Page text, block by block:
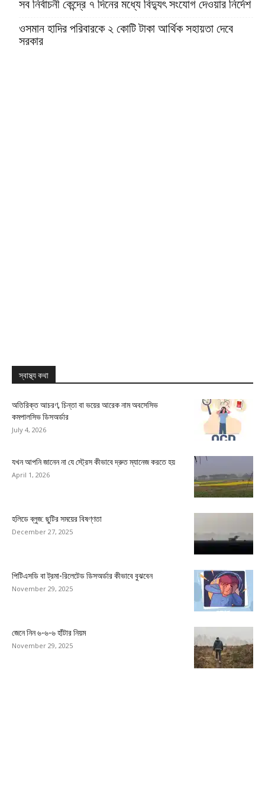
সব নির্বাচনী কেন্দ্রে ৭ দিনের মধ্যে বিদ্যুৎ সংযোগ দেওয়ার নির্দেশ
ওসমান হাদির পরিবারকে ২ কোটি টাকা আর্থিক সহায়তা দেবে
সরকার
স্বাস্থ্য কথা
অতিরিক্ত আচরণ, চিন্তা বা ভয়ের আরেক নাম অবসেসিভ
কমপালসিভ ডিসঅর্ডার
July 4, 2026
যখন আপনি জানেন না যে স্ট্রেস কীভাবে দ্রুত ম্যানেজ করতে হয়
April 1, 2026
হলিডে ব্লুজ: ছুটির সময়ের বিষণ্ণতা
December 27, 2025
পিটিএসডি বা ট্রমা-রিলেটেড ডিসঅর্ডার কীভাবে বুঝবেন
November 29, 2025
জেনে নিন ৬-৬-৬ হাঁটার নিয়ম
November 29, 2025